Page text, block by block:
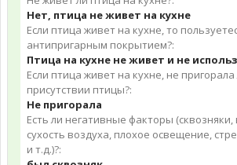
Нет, птица не живет на кухне
Если птица живет на кухне, то
антипригарным покрытием?:
Птица на кухне не живет и не
Если птица живет на кухне, не
присутствии птицы?:
Не пригорала
Есть ли негативные факторы (сквозняки,
сухость воздуха, плохое освещение,
и т.д.)?: